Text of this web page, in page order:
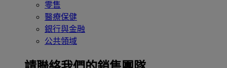
零售
醫療保健
銀行與金融
公共領域